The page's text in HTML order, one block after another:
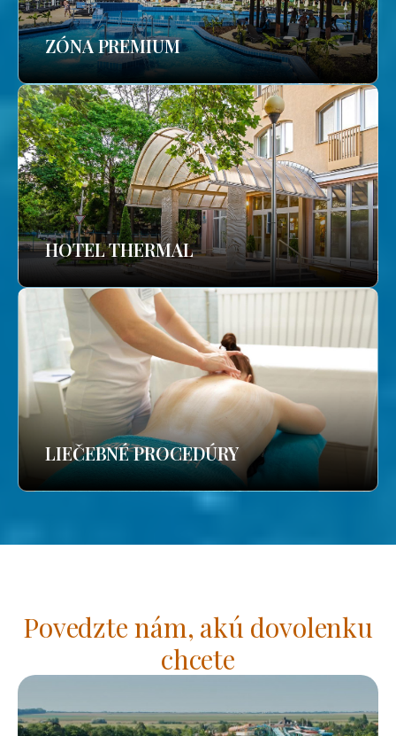
ZÓNA PREMIUM
HOTEL THERMAL
LIEČEBNÉ PROCEDÚRY
Povedzte nám, akú dovolenku
chcete